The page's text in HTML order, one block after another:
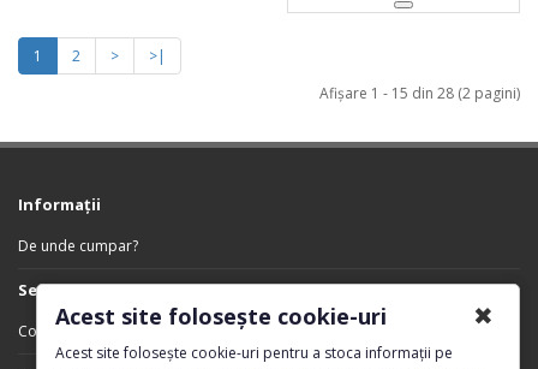
1 2 >
>|
Afişare 1 - 15 din 28 (2 pagini)
Informaţii
De unde cumpar?
Servicii Clienţi
Contact
Acest site folosește cookie-uri ✖
Acest site folosește cookie-uri pentru a stoca informații pe